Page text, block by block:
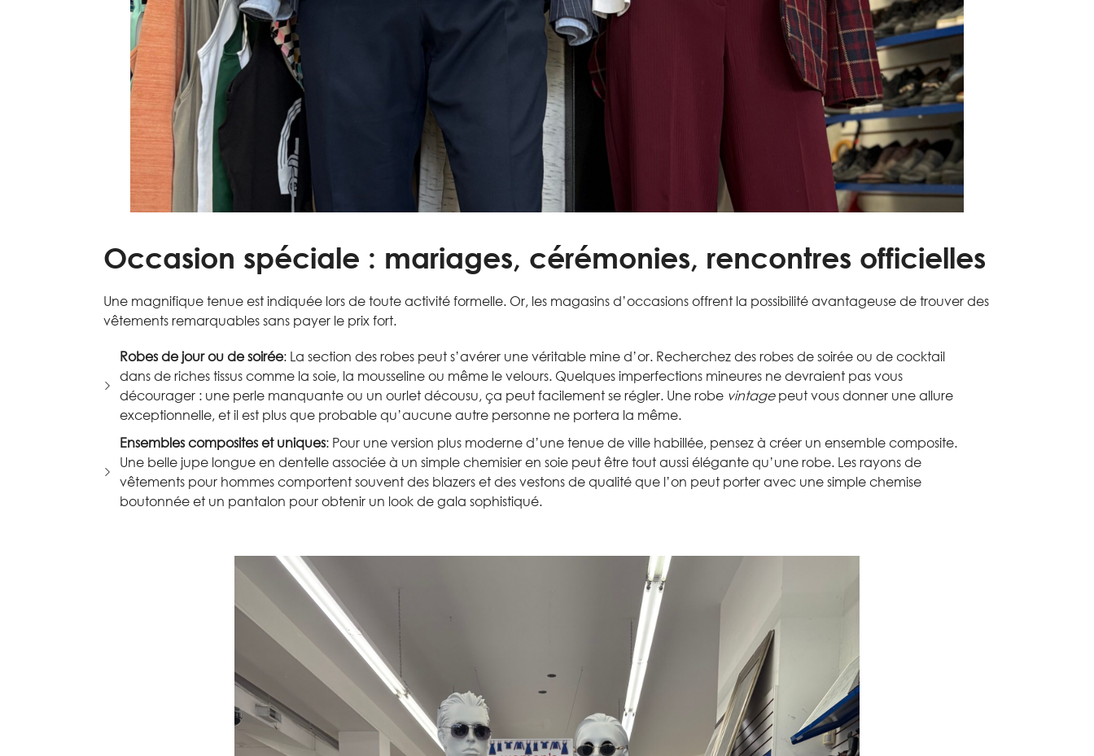
Occasion spéciale : mariages, cérémonies, rencontres officielles
Une magnifique tenue est indiquée lors de toute activité formelle. Or, les magasins d’occasions offrent la possibilité avantageuse de trouver des
vêtements remarquables sans payer le prix fort.
Robes de jour ou de soirée: La section des robes peut s’avérer une véritable mine d’or. Recherchez des robes de soirée ou de cocktail
dans de riches tissus comme la soie, la mousseline ou même le velours. Quelques imperfections mineures ne devraient pas vous
décourager : une perle manquante ou un ourlet décousu, ça peut facilement se régler. Une robe vintagepeut vous donner une allure
exceptionnelle, et il est plus que probable qu’aucune autre personne ne portera la même.
Ensembles composites et uniques: Pour une version plus moderne d’une tenue de ville habillée, pensez à créer un ensemble composite.
Une belle jupe longue en dentelle associée à un simple chemisier en soie peut être tout aussi élégante qu’une robe. Les rayons de
vêtements pour hommes comportent souvent des blazers et des vestons de qualité que l’on peut porter avec une simple chemise
boutonnée et un pantalon pour obtenir un look de gala sophistiqué.